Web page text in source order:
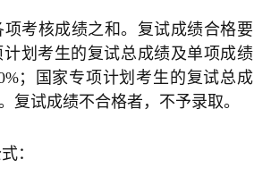
项考核成绩之和。复试成绩合格要
划考生的复试总成绩及单项成绩
；国家专项计划考生的复试总成
复试成绩不合格者，不予录取。
：